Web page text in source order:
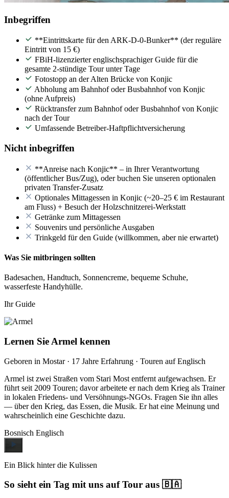
Inbegriffen
**Eintrittskarte für den ARK-D-0-Bunker** (der reguläre
Eintritt von 15 €)
FBiH-lizenzierter englischsprachiger Guide für die
gesamte 2-stündige Tour unter Tage
Fotostopp an der Alten Brücke von Konjic
Abholung am Bahnhof oder Busbahnhof von Konjic
(ohne Aufpreis)
Rücktransfer zum Bahnhof oder Busbahnhof von Konjic
nach der Tour
Umfassende Betreiber-Haftpflichtversicherung
Nicht inbegriffen
**Anreise nach Konjic** – in Ihrer Verantwortung
(öffentlicher Bus/Zug), oder buchen Sie unseren optionalen
privaten Transfer-Zusatz
Optionales Mittagessen in Konjic (~20–25 € im Restaurant
am Fluss) + Besuch der Holzschnitzerei-Werkstatt
Getränke zum Mittagessen
Souvenirs und persönliche Ausgaben
Trinkgeld für den Guide (willkommen, aber nie erwartet)
Was Sie mitbringen sollten
Badesachen, Handtuch, Sonnencreme, bequeme Schuhe,
wasserfeste Handyhülle.
Ihr Guide
Lernen Sie Armel kennen
Geboren in Mostar · 17 Jahre Erfahrung · Touren auf Englisch
Armel ist zwei Straßen vom Stari Most entfernt aufgewachsen. Er
führt seit 2009 Touren; davor arbeitete er nach dem Krieg als Trainer
in lokalen Friedens- und Versöhnungs-NGOs. Fragen Sie ihn alles
— über den Krieg, das Essen, die Musik. Er hat eine Meinung und
wahrscheinlich eine Geschichte dazu.
Bosnisch Englisch
Ein Blick hinter die Kulissen
So sieht ein Tag mit uns auf Tour aus 🇧🇦